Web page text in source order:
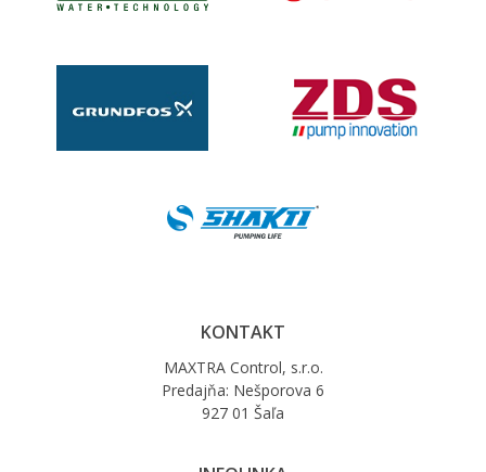
KONTAKT
MAXTRA Control, s.r.o.
Predajňa: Nešporova 6
927 01 Šaľa